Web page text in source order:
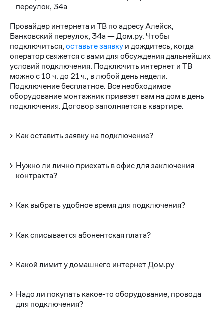
переулок, 34а
Провайдер интернета и ТВ по адресу Алейск,
Банковский переулок, 34а — Дом.ру. Чтобы
подключиться,оставьте заявкуи дождитесь, когда
оператор свяжется с вами для обсуждения дальнейших
условий подключения. Подключить интернет и ТВ
можно с 10 ч. до 21 ч., в любой день недели.
Подключение бесплатное. Все необходимое
оборудование монтажник привезет вам на дом в день
подключения. Договор заполняется в квартире.
Как оставить заявку на подключение?
Нужно ли лично приехать в офис для заключения
контракта?
Как выбрать удобное время для подключения?
Как списывается абонентская плата?
Какой лимит у домашнего интернет Дом.ру
Надо ли покупать какое-то оборудование, провода
для подключения?